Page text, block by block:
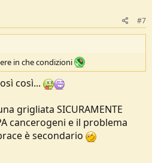
#7
in che condizioni
così...
grigliata SICURAMENTE
cancerogeni e il problema
è secondario